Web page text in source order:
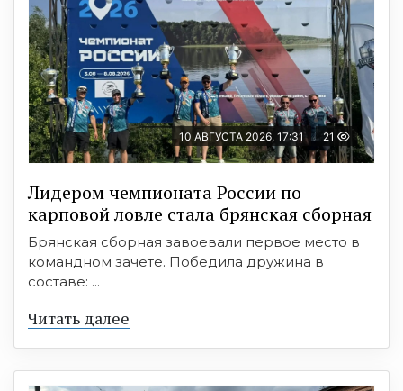
10 АВГУСТА 2026, 17:31 21
Лидером чемпионата России по
карповой ловле стала брянская сборная
Брянская сборная завоевали первое место в
командном зачете. Победила дружина в
составе: ...
Читать далее